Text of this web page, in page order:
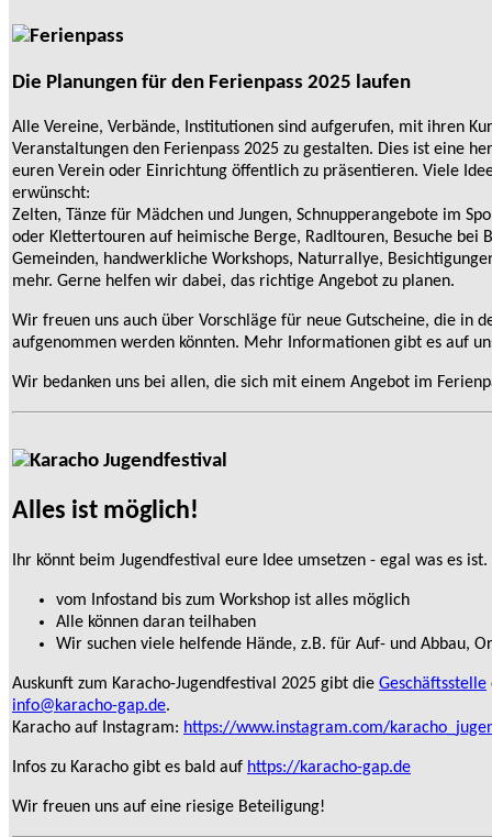
Die Planungen für den Ferienpass 2025 laufen
Alle Vereine, Verbände, Institutionen sind aufgerufen, mit ihren
Veranstaltungen den Ferienpass 2025 zu gestalten. Dies ist eine
euren Verein oder Einrichtung öffentlich zu präsentieren. Viele
erwünscht:
Zelten, Tänze für Mädchen und Jungen, Schnupperangebote im
oder Klettertouren auf heimische Berge, Radltouren, Besuche bei
Gemeinden, handwerkliche Workshops, Naturrallye,
mehr. Gerne helfen wir dabei, das richtige Angebot zu planen.
Wir freuen uns auch über Vorschläge für neue Gutscheine, die in
aufgenommen werden könnten. Mehr Informationen gibt es auf
Wir bedanken uns bei allen, die sich mit einem Angebot im
Alles ist möglich!
Ihr könnt beim Jugendfestival eure Idee umsetzen - egal was es ist.
vom Infostand bis zum Workshop ist alles möglich
Alle können daran teilhaben
Wir suchen viele helfende Hände, z.B. für Auf- und Abbau,
Auskunft zum Karacho-Jugendfestival 2025 gibt die Geschäftsstelle
info@karacho-gap.de.
Karacho auf Instagram: https://www.instagram.com/
Infos zu Karacho gibt es bald auf https://karacho-gap.de
Wir freuen uns auf eine riesige Beteiligung!